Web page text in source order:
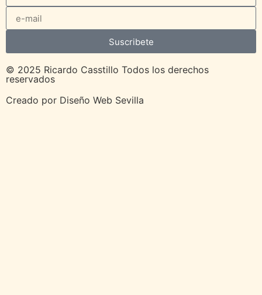
Suscribete
© 2025 Ricardo Casstillo Todos los derechos
reservados
Creado por Diseño Web Sevilla